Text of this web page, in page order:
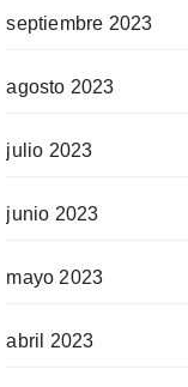
septiembre 2023
agosto 2023
julio 2023
junio 2023
mayo 2023
abril 2023